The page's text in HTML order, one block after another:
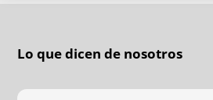
Lo que dicen de nosotros